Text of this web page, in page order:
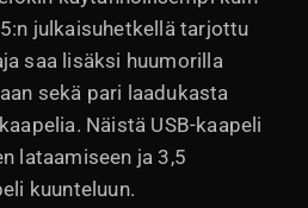
julkaisuhetkellä tarjottu
saa lisäksi huumorilla
sekä pari laadukasta
Näistä USB-kaapeli
lataamiseen ja 3,5
kuunteluun.